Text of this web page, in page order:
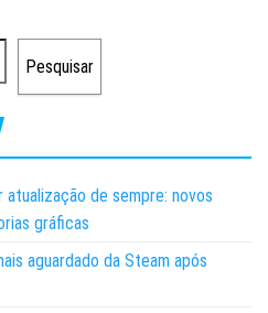
Pesquisar
de sempre: novos
gráficas
aguardado da Steam após